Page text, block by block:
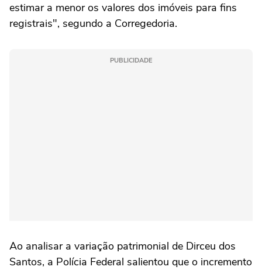
estimar a menor os valores dos imóveis para fins
registrais", segundo a Corregedoria.
PUBLICIDADE
Ao analisar a variação patrimonial de Dirceu dos
Santos, a Polícia Federal salientou que o incremento